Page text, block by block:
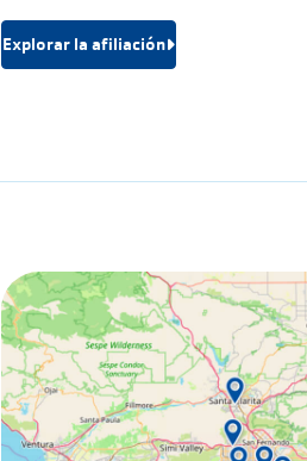
Explorar la afiliación